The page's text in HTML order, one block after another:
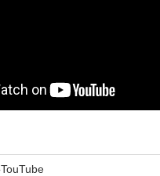
TouTube